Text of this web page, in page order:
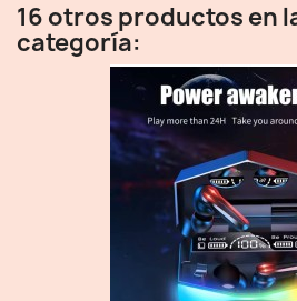
16 otros productos en
categoría: